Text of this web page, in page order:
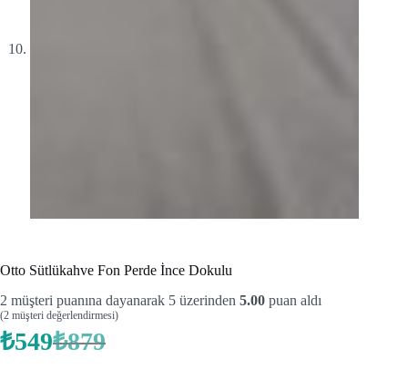
Otto Sütlükahve Fon Perde İnce Dokulu
2 müşteri puanına dayanarak 5 üzerinden 5.00 puan aldı
(2 müşteri değerlendirmesi)
₺879
Orijinal
₺549Şu